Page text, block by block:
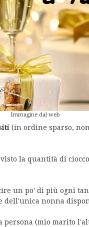
Immagine dal web
(in ordine sparso,
la quantità di
un po' di più ogni
dell'unica nonna
(mio marito